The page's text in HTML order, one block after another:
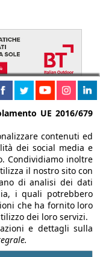
Iscriviti alla
UE 2016/679
contenuti ed
dei social media e
Condividiamo inoltre
il nostro sito con
di analisi dei dati
i quali potrebbero
che ha fornito loro
dei loro servizi.
e dettagli sulla